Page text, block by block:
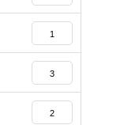
1
3
2